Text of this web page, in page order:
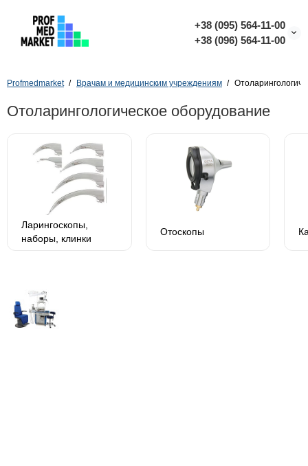
+38 (095) 564-11-00
+38 (096) 564-11-00
Profmedmarket Врачам и медицинским учреждениям
Отоларингологическое оборудование
Ларингоскопы,
наборы, клинки
Отоскопы